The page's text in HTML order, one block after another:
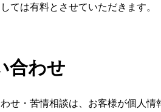
ては有料とさせていただきます。
合わせ
せ・苦情相談は、お客様が個人